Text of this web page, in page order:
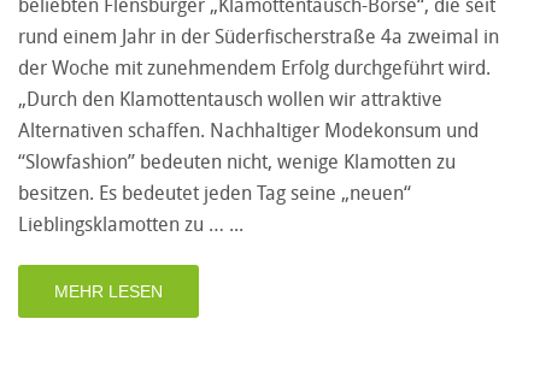
rund einem Jahr in der Süderfischerstraße 4a zweimal in
der Woche mit zunehmendem Erfolg durchgeführt wird.
„Durch den Klamottentausch wollen wir attraktive
Alternativen schaffen. Nachhaltiger Modekonsum und
“Slowfashion” bedeuten nicht, wenige Klamotten zu
besitzen. Es bedeutet jeden Tag seine „neuen“
Lieblingsklamotten zu …
MEHR LESEN